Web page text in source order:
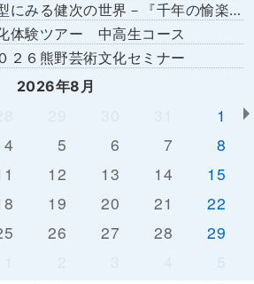
健次の世界－『千年の愉楽』『奇蹟』より－」
体験ツアー 中高生コース
２６熊野芸術文化セミナー
2026年8月
1
4 5 6 7
8
12 13 14
15
19 20 21
22
26 27 28
29
5